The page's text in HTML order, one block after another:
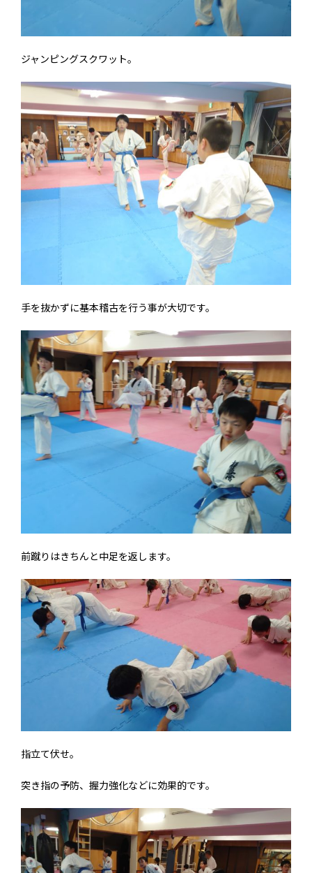
ジャンピングスクワット。
手を抜かずに基本稽古を行う事が大切です。
前蹴りはきちんと中足を返します。
指立て伏せ。
突き指の予防、握力強化などに効果的です。